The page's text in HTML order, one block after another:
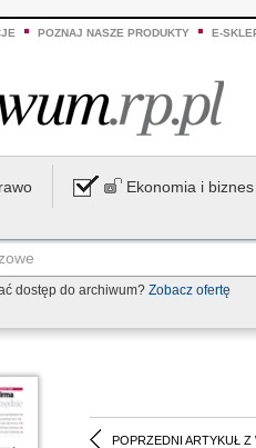
POZNAJ NASZE PRODUKTY E-
Ekonomia i biznes
dostęp do archiwum? Zobacz ofertę
POPRZEDNI ARTYKUŁ Z